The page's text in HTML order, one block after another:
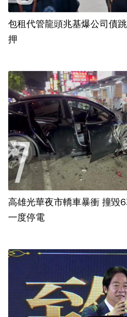
包租代管龍頭兆基爆公司債
押
高雄光華夜市轎車暴衝 撞毀
一度停電